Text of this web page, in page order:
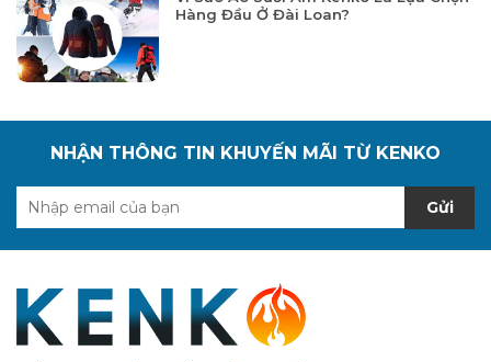
Hàng Đầu Ở Đài Loan?
NHẬN THÔNG TIN KHUYẾN MÃI TỪ KENKO
Gửi